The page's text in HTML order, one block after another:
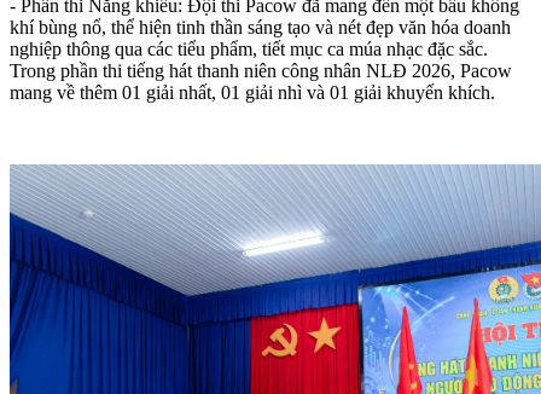
- Phần thi Năng khiếu: Đội thi Pacow đã mang đến một bầu không
khí bùng nổ, thể hiện tinh thần sáng tạo và nét đẹp văn hóa doanh
nghiệp thông qua các tiểu phẩm, tiết mục ca múa nhạc đặc sắc.
Trong phần thi tiếng hát thanh niên công nhân NLĐ 2026, Pacow
mang về thêm 01 giải nhất, 01 giải nhì và 01 giải khuyến khích.